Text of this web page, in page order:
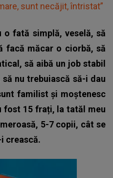
sunt necăjit, întristat”
fată simplă, veselă, să
facă măcar o ciorbă, să
să aibă un job stabil
nu trebuiască să-i dau
familist și moștenesc
fost 15 frați, la tatăl meu
5-7 copii, cât se
crească.